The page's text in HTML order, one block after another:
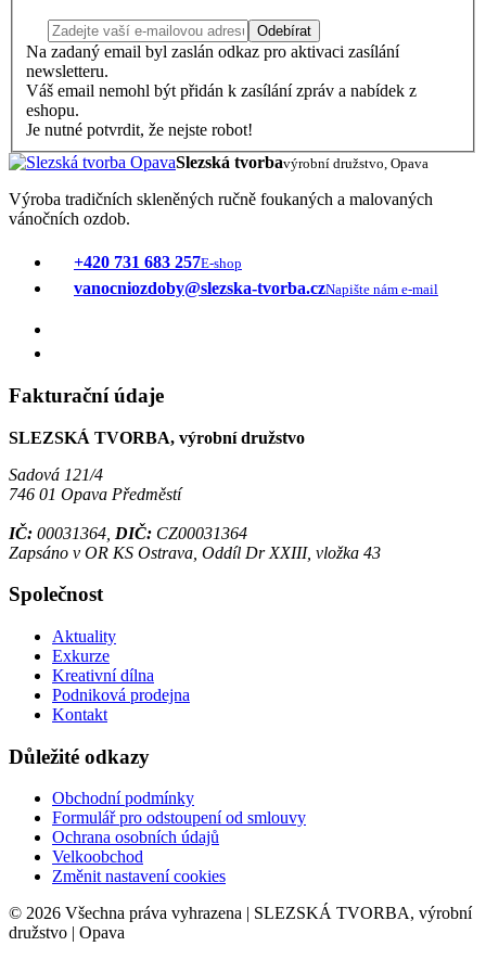
Odebírat
Na zadaný email byl zaslán odkaz pro aktivaci zasílání
newsletteru.
Váš email nemohl být přidán k zasílání zpráv a nabídek z
eshopu.
Je nutné potvrdit, že nejste robot!
Slezská tvorbavýrobní družstvo, Opava
Výroba tradičních skleněných ručně foukaných a malovaných
vánočních ozdob.
+420 731 683 257E-shop
vanocniozdoby@slezska-tvorba.czNapište nám e-mail
Fakturační údaje
SLEZSKÁ TVORBA, výrobní družstvo
Sadová 121/4
746 01 Opava Předměstí
IČ: 00031364, DIČ: CZ00031364
Zapsáno v OR KS Ostrava, Oddíl Dr XXIII, vložka 43
Společnost
Aktuality
Exkurze
Kreativní dílna
Podniková prodejna
Kontakt
Důležité odkazy
Obchodní podmínky
Formulář pro odstoupení od smlouvy
Ochrana osobních údajů
Velkoobchod
Změnit nastavení cookies
© 2026 Všechna práva vyhrazena | SLEZSKÁ TVORBA, výrobní
družstvo | Opava